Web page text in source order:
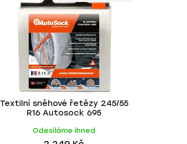
Textilní sněhové řetězy 245/55
R16 Autosock 695
Odesíláme ihned